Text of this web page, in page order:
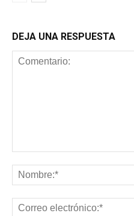
DEJA UNA RESPUESTA